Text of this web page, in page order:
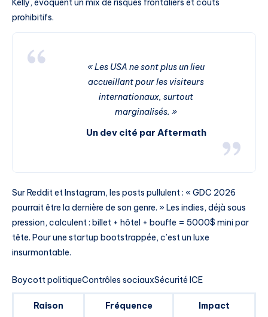
prohibitifs.
« Les USA ne sont plus un lieu
accueillant pour les visiteurs
internationaux, surtout
marginalisés. »
Un dev cité par Aftermath
Sur Reddit et Instagram, les posts pullulent : « GDC 2026
pourrait être la dernière de son genre. » Les indies, déjà sous
pression, calculent : billet + hôtel + bouffe = 5000$ mini par
tête. Pour une startup bootstrappée, c’est un luxe
insurmontable.
Boycott politiqueContrôles sociauxSécurité ICE
Raison
Fréquence
Impact